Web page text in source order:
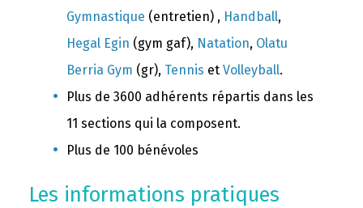
Gymnastique (entretien) , Handball,
Hegal Egin (gym gaf), Natation, Olatu
Berria Gym (gr), Tennis et Volleyball.
Plus de 3600 adhérents répartis dans les
11 sections qui la composent.
Plus de 100 bénévoles
Les informations pratiques